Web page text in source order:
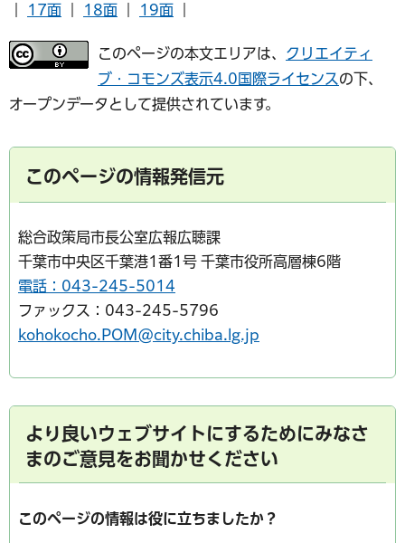
17面 18面 19面
このページの本文エリアは、 クリエイティ
ブ・コモンズ表示4.0国際ライセンスの下、
オープンデータとして提供されています。
このページの情報発信元
総合政策局市長公室広報広聴課
千葉市中央区千葉港1番1号 千葉市役所高層棟6階
電話：043-245-5014
ファックス：043-245-5796
kohokocho.POM@city.chiba.lg.jp
より良いウェブサイトにするためにみなさ
まのご意見をお聞かせください
このページの情報は役に立ちましたか？